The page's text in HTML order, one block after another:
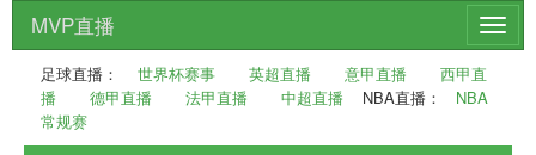
切
换
MVP直播
足球直播： 世界杯赛事 英超直播 意甲直播
西甲直
播
德甲直播 法甲直播 中超直播 NBA直播：
NBA
常规赛